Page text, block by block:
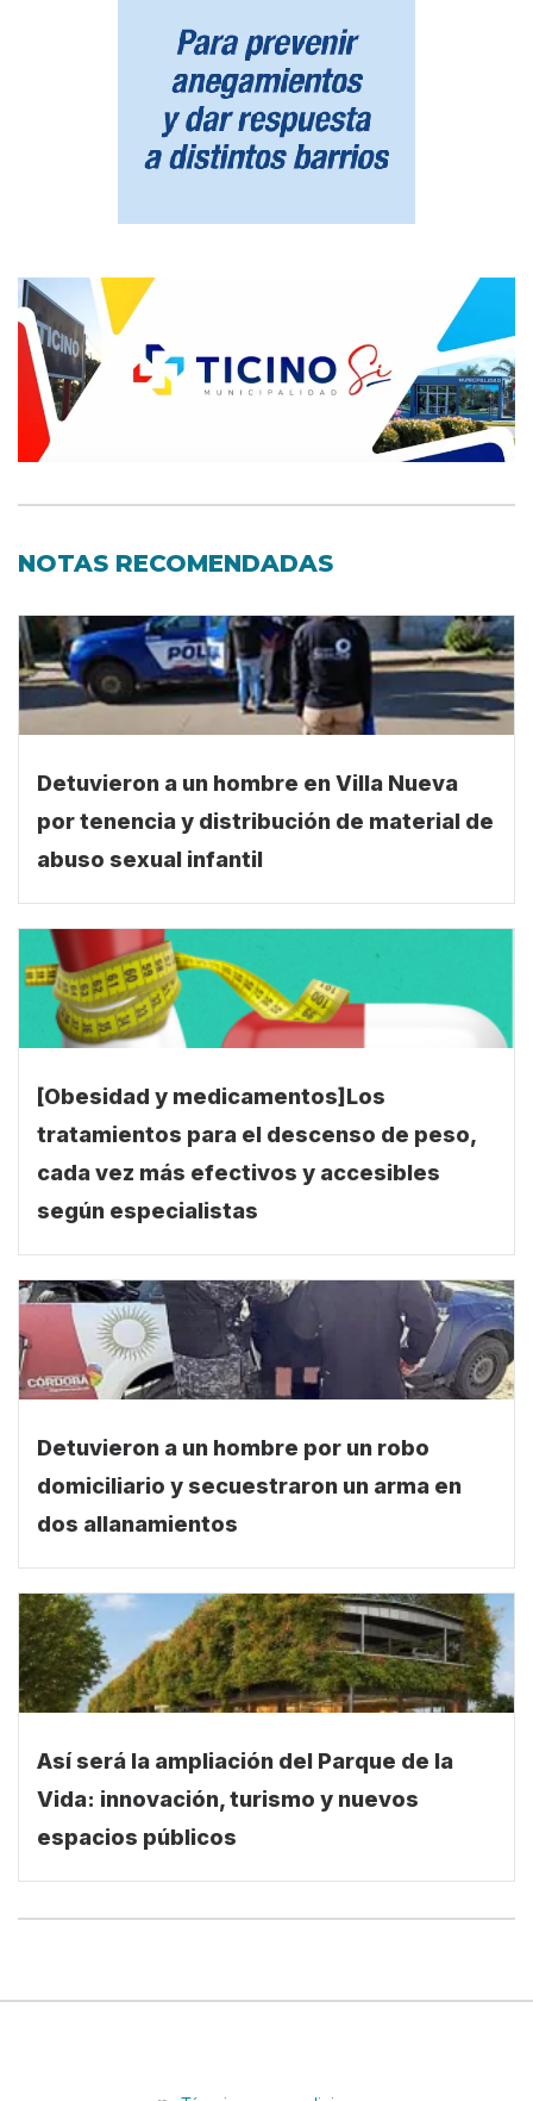
NOTAS RECOMENDADAS
Detuvieron a un hombre en Villa Nueva
por tenencia y distribución de material de
abuso sexual infantil
[Obesidad y medicamentos]Los
tratamientos para el descenso de peso,
cada vez más efectivos y accesibles
según especialistas
Detuvieron a un hombre por un robo
domiciliario y secuestraron un arma en
dos allanamientos
Así será la ampliación del Parque de la
Vida: innovación, turismo y nuevos
espacios públicos